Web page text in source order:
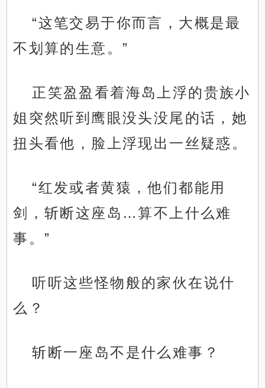
“这笔交易于你而言，大概是最
不划算的生意。”
正笑盈盈看着海岛上浮的贵族小
姐突然听到鹰眼没头没尾的话，她
扭头看他，脸上浮现出一丝疑惑。
“红发或者黄猿，他们都能用
剑，斩断这座岛…算不上什么难
事。”
听听这些怪物般的家伙在说什
么？
斩断一座岛不是什么难事？